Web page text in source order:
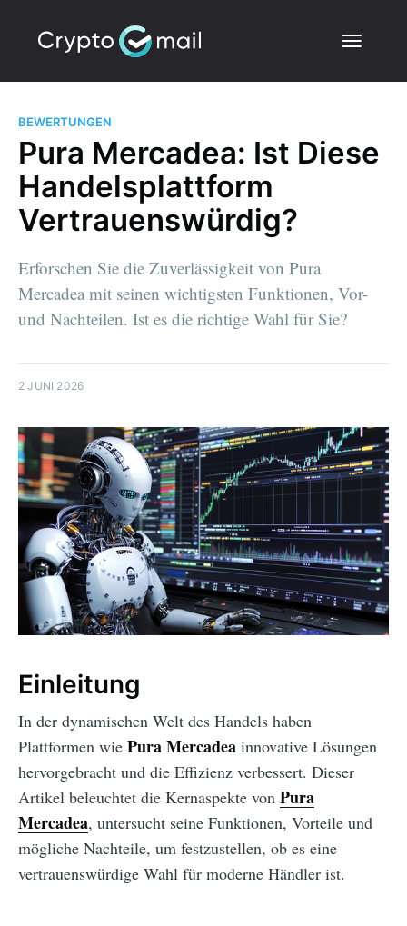
BEWERTUNGEN
Pura Mercadea: Ist Diese
Handelsplattform
Vertrauenswürdig?
Erforschen Sie die Zuverlässigkeit von Pura
Mercadea mit seinen wichtigsten Funktionen, Vor-
und Nachteilen. Ist es die richtige Wahl für Sie?
2 JUNI 2026
Einleitung
In der dynamischen Welt des Handels haben
Plattformen wie Pura Mercadea innovative Lösungen
hervorgebracht und die Effizienz verbessert. Dieser
Artikel beleuchtet die Kernaspekte von Pura
Mercadea, untersucht seine Funktionen, Vorteile und
mögliche Nachteile, um festzustellen, ob es eine
vertrauenswürdige Wahl für moderne Händler ist.